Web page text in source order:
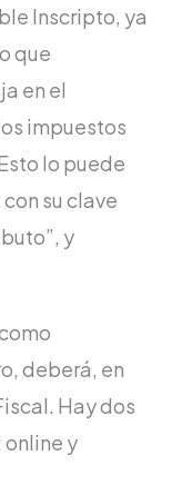
Inscripto, ya
que
en el
impuestos
lo puede
su clave
y
deberá, en
Hay dos
online y